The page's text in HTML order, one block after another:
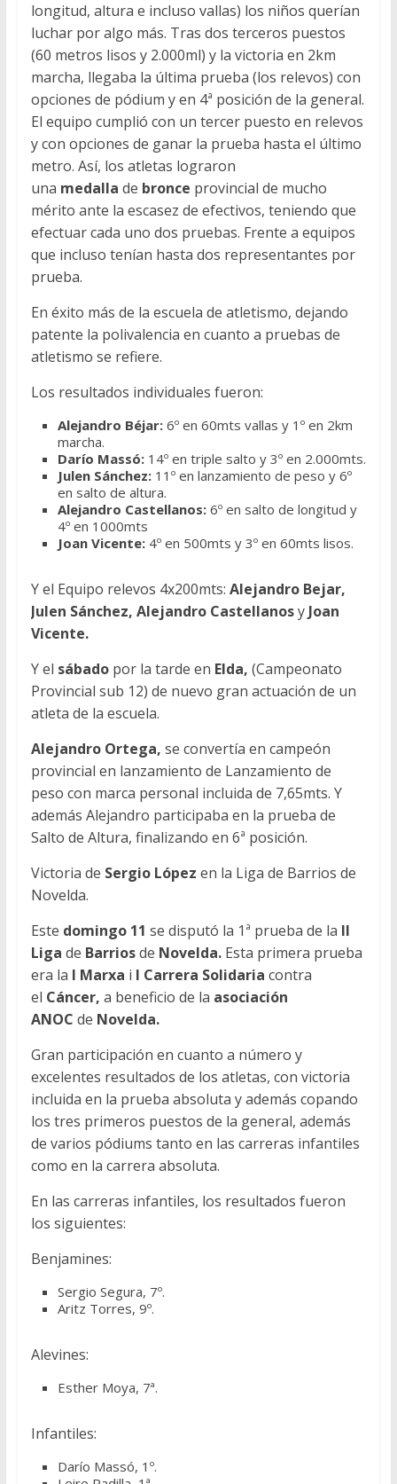
longitud, altura e incluso vallas) los niños querían
luchar por algo más. Tras dos terceros puestos
(60 metros lisos y 2.000ml) y la victoria en 2km
marcha, llegaba la última prueba (los relevos) con
opciones de pódium y en 4ª posición de la general.
El equipo cumplió con un tercer puesto en relevos
y con opciones de ganar la prueba hasta el último
metro. Así, los atletas lograron
una medalla de bronce provincial de mucho
mérito ante la escasez de efectivos, teniendo que
efectuar cada uno dos pruebas. Frente a equipos
que incluso tenían hasta dos representantes por
prueba.
En éxito más de la escuela de atletismo, dejando
patente la polivalencia en cuanto a pruebas de
atletismo se refiere.
Los resultados individuales fueron:
Alejandro Béjar:6º en 60mts vallas y 1º en 2km
marcha.
Darío Massó:14º en triple salto y 3º en 2.000mts.
Julen Sánchez:11º en lanzamiento de peso y 6º
en salto de altura.
Alejandro Castellanos:6º en salto de longitud y
4º en 1000mts
Joan Vicente:4º en 500mts y 3º en 60mts lisos.
Y el Equipo relevos 4x200mts: Alejandro Bejar,
Julen Sánchez, Alejandro Castellanosy Joan
Vicente.
Y el sábadopor la tarde en Elda, (Campeonato
Provincial sub 12) de nuevo gran actuación de un
atleta de la escuela.
Alejandro Ortega, se convertía en campeón
provincial en lanzamiento de Lanzamiento de
peso con marca personal incluida de 7,65mts. Y
además Alejandro participaba en la prueba de
Salto de Altura, finalizando en 6ª posición.
Victoria de Sergio López en la Liga de Barrios de
Novelda.
Este domingo 11 se disputó la 1ª prueba de la II
Liga de Barriosde Novelda.Esta primera prueba
era la I Marxa i I Carrera Solidaria contra
el Cáncer, a beneficio de la asociación
ANOC de Novelda.
Gran participación en cuanto a número y
excelentes resultados de los atletas, con victoria
incluida en la prueba absoluta y además copando
los tres primeros puestos de la general, además
de varios pódiums tanto en las carreras infantiles
como en la carrera absoluta.
En las carreras infantiles, los resultados fueron
los siguientes:
Benjamines:
Sergio Segura, 7º.
Aritz Torres, 9º.
Alevines:
Esther Moya, 7ª.
Infantiles:
Darío Massó, 1º.